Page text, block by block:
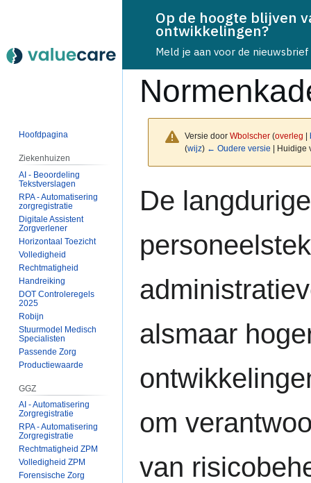
Versie door Wbolscher (overleg
(wijz) ← Oudere versie | Huidige
navigatie
zoeken
De
alsmaar
om
van
Op de hoogte blijven
ontwikkelingen?
Meld je aan voor de nieuwsbrief
Hoofdpagina
Ziekenhuizen
AI - Beoordeling
Tekstverslagen
RPA - Automatisering
zorgregistratie
Digitale Assistent
Zorgverlener
Horizontaal Toezicht
Volledigheid
Rechtmatigheid
Handreiking
DOT Controleregels
2025
Robijn
Stuurmodel Medisch
Specialisten
Passende Zorg
Productiewaarde
GGZ
AI - Automatisering
Zorgregistratie
RPA - Automatisering
Zorgregistratie
Rechtmatigheid ZPM
Volledigheid ZPM
Forensische Zorg